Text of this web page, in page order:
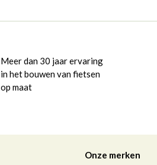
Meer dan 30 jaar ervaring
in het bouwen van fietsen
op maat
Onze merken